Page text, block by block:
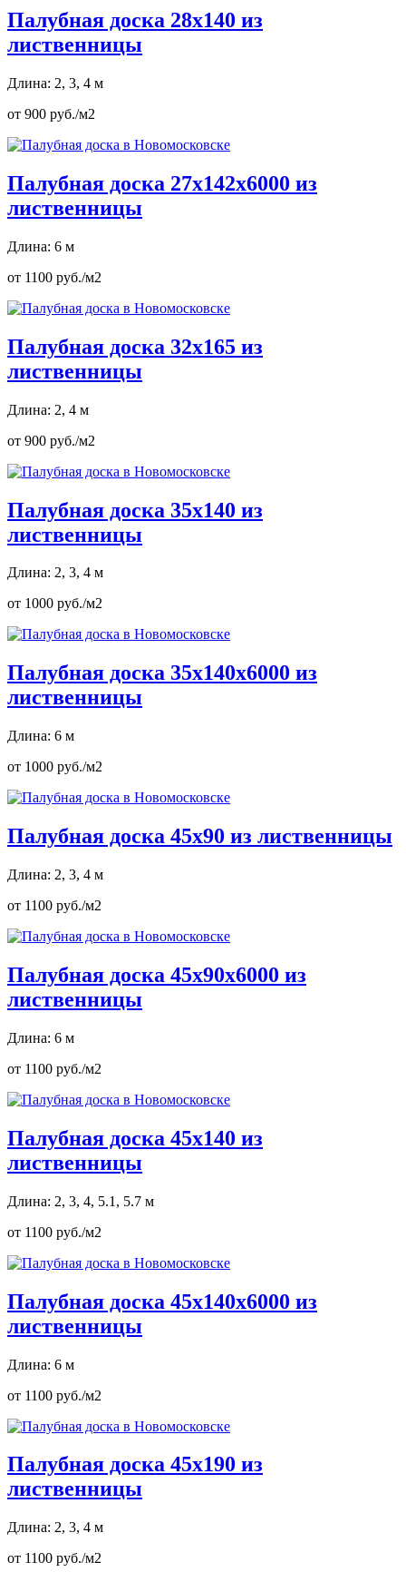
Палубная доска 28х140 из
лиственницы
Длина: 2, 3, 4 м
от 900 руб./м2
Палубная доска 27х142х6000 из
лиственницы
Длина: 6 м
от 1100 руб./м2
Палубная доска 32х165 из
лиственницы
Длина: 2, 4 м
от 900 руб./м2
Палубная доска 35х140 из
лиственницы
Длина: 2, 3, 4 м
от 1000 руб./м2
Палубная доска 35х140х6000 из
лиственницы
Длина: 6 м
от 1000 руб./м2
Палубная доска 45х90 из лиственницы
Длина: 2, 3, 4 м
от 1100 руб./м2
Палубная доска 45х90х6000 из
лиственницы
Длина: 6 м
от 1100 руб./м2
Палубная доска 45х140 из
лиственницы
Длина: 2, 3, 4, 5.1, 5.7 м
от 1100 руб./м2
Палубная доска 45х140х6000 из
лиственницы
Длина: 6 м
от 1100 руб./м2
Палубная доска 45х190 из
лиственницы
Длина: 2, 3, 4 м
от 1100 руб./м2